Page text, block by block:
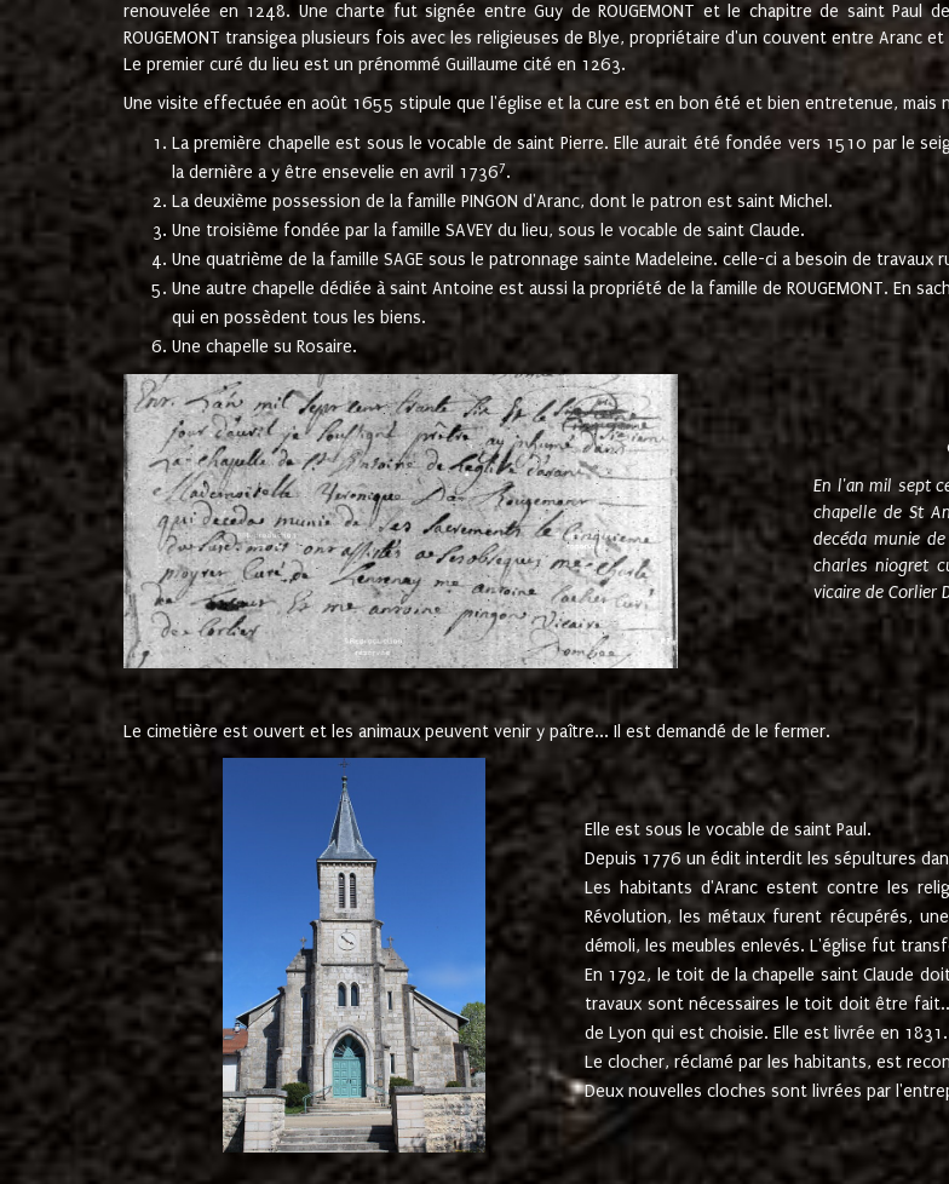
renouvelée en 1248. Une charte fut signée entre Guy de ROUGEMONT et le chapitre de saint Paul
ROUGEMONT transigea plusieurs fois avec les religieuses de Blye, propriétaire d'un couvent entre Aranc
Le premier curé du lieu est un prénommé Guillaume cité en 1263.
Une visite effectuée en août 1655 stipule que l'église et la cure est en bon été et bien entretenue, mais
La première chapelle est sous le vocable de saint Pierre. Elle aurait été fondée vers 1510 par le
la dernière a y être ensevelie en avril 17367.
La deuxième possession de la famille PINGON d'Aranc, dont le patron est saint Michel.
Une troisième fondée par la famille SAVEY du lieu, sous le vocable de saint Claude.
Une quatrième de la famille SAGE sous le patronnage sainte Madeleine. celle-ci a besoin de travaux
Une autre chapelle dédiée à saint Antoine est aussi la propriété de la famille de ROUGEMONT. En
qui en possèdent tous les biens.
Une chapelle su Rosaire.
En l'an mil sept
chapelle de St
decéda munie
charles niogret
vicaire de Corlier
Le cimetière est ouvert et les animaux peuvent venir y paître... Il est demandé de le fermer.
Elle est sous le vocable de saint Paul.
Depuis 1776 un édit interdit les sépultures
Les habitants d'Aranc estent contre les
Révolution, les métaux furent récupérés,
démoli, les meubles enlevés. L'église fut
En 1792, le toit de la chapelle saint Claude
travaux sont nécessaires le toit doit être
de Lyon qui est choisie. Elle est livrée en 1831.
Le clocher, réclamé par les habitants, est
Deux nouvelles cloches sont livrées par